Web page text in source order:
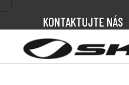
KONTAKTUJTE NÁS